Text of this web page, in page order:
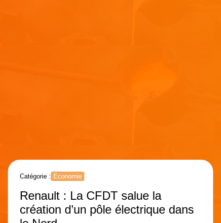
Catégorie : Economie
Renault : La CFDT salue la
création d’un pôle électrique dans